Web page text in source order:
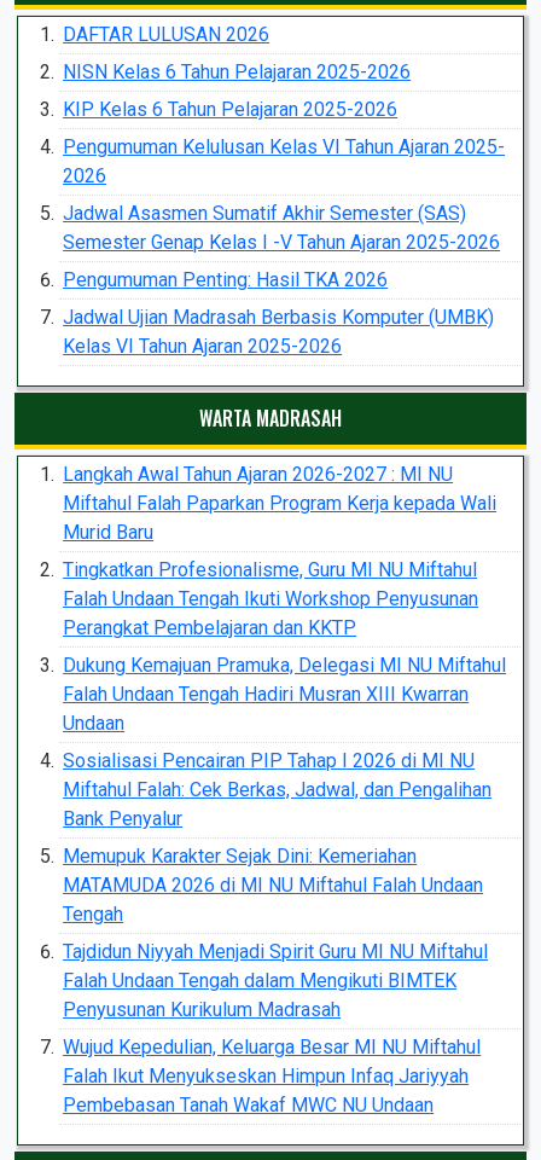
DAFTAR LULUSAN 2026
NISN Kelas 6 Tahun Pelajaran 2025-2026
KIP Kelas 6 Tahun Pelajaran 2025-2026
Pengumuman Kelulusan Kelas VI Tahun Ajaran 2025-
2026
Jadwal Asasmen Sumatif Akhir Semester (SAS)
Semester Genap Kelas I -V Tahun Ajaran 2025-2026
Pengumuman Penting: Hasil TKA 2026
Jadwal Ujian Madrasah Berbasis Komputer (UMBK)
Kelas VI Tahun Ajaran 2025-2026
WARTA MADRASAH
Langkah Awal Tahun Ajaran 2026-2027 : MI NU
Miftahul Falah Paparkan Program Kerja kepada Wali
Murid Baru
Tingkatkan Profesionalisme, Guru MI NU Miftahul
Falah Undaan Tengah Ikuti Workshop Penyusunan
Perangkat Pembelajaran dan KKTP
Dukung Kemajuan Pramuka, Delegasi MI NU Miftahul
Falah Undaan Tengah Hadiri Musran XIII Kwarran
Undaan
Sosialisasi Pencairan PIP Tahap I 2026 di MI NU
Miftahul Falah: Cek Berkas, Jadwal, dan Pengalihan
Bank Penyalur
Memupuk Karakter Sejak Dini: Kemeriahan
MATAMUDA 2026 di MI NU Miftahul Falah Undaan
Tengah
Tajdidun Niyyah Menjadi Spirit Guru MI NU Miftahul
Falah Undaan Tengah dalam Mengikuti BIMTEK
Penyusunan Kurikulum Madrasah
Wujud Kepedulian, Keluarga Besar MI NU Miftahul
Falah Ikut Menyukseskan Himpun Infaq Jariyyah
Pembebasan Tanah Wakaf MWC NU Undaan